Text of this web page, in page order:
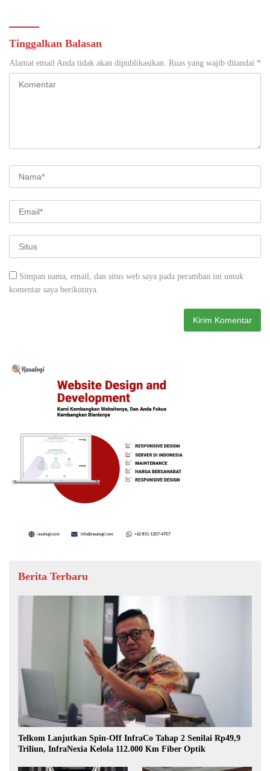
Tinggalkan Balasan
Alamat email Anda tidak akan dipublikasikan. Ruas yang wajib ditandai *
Simpan nama, email, dan situs web saya pada peramban ini untuk
komentar saya berikutnya.
Berita Terbaru
Telkom Lanjutkan Spin-Off InfraCo Tahap 2 Senilai Rp49,9
Triliun, InfraNexia Kelola 112.000 Km Fiber Optik